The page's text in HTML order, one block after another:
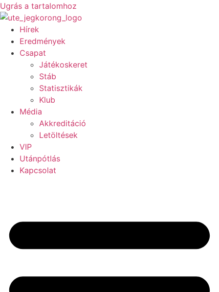
Ugrás a tartalomhoz
Hírek
Eredmények
Csapat
Játékoskeret
Stáb
Statisztikák
Klub
Média
Akkreditáció
Letöltések
VIP
Utánpótlás
Kapcsolat